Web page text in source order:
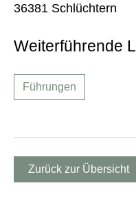
36381 Schlüchtern
Weiterführende
Führungen
Zurück zur Übersicht